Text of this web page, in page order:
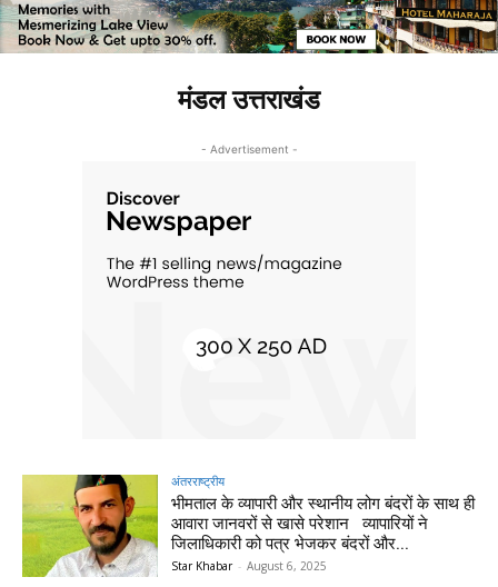
मंडल उत्तराखंड
- Advertisement -
अंतरराष्ट्रीय
भीमताल के व्यापारी और स्थानीय लोग बंदरों के साथ ही
आवारा जानवरों से खासे परेशान व्यापारियों ने
जिलाधिकारी को पत्र भेजकर बंदरों और...
Star Khabar - August 6, 2025